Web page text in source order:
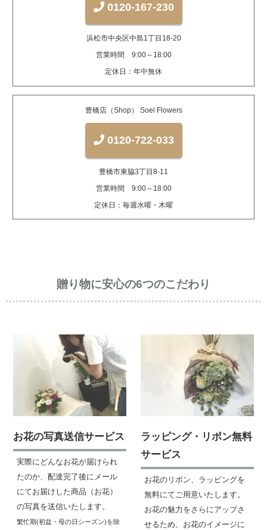
0120-167-230
浜松市中央区中島1丁目18-20
営業時間 9:00～18:00
定休日：年中無休
豊橋店（Shop） Soel Flowers
0120-722-033
豊橋市東脇3丁目8-11
営業時間 9:00～18:00
定休日：毎週水曜・木曜
贈り物に安心の6つのこだわり
お花の写真送信サービス
実際にどんなお花が届けられ
たのか、配達完了後にメール
にてお届けした商品（お花）
の写真を送信いたします。
繁忙期(初盆・母の日シーズン)を除
ラッピング・リボン無料
サービス
お花のリボン、ラッピングを
無料にてご用意いたします。
お花の魅力をさらにアップさ
せるため、お花のイメージに